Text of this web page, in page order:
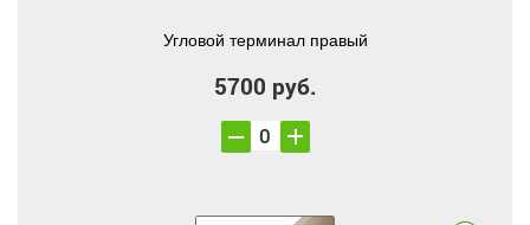
Угловой терминал правый
5700 руб.